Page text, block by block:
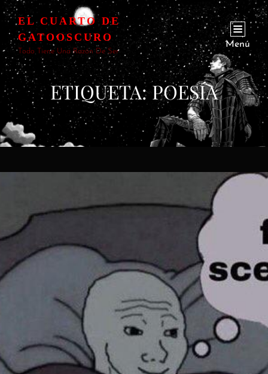
EL CUARTO DE
GATOOSCURO
Todo Tiene Una Razón De Ser
Menú
ETIQUETA:POESÍA